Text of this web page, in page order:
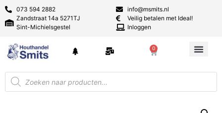
073 594 2882
Zandstraat 14a 5271TJ
Sint-Michielsgestel
info@msmits.nl
Veilig betalen met Ideal!
Inloggen
0